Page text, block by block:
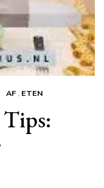
AF , ETEN